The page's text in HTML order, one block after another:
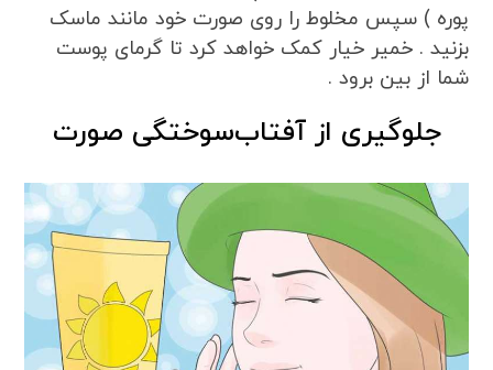
پوره ) سپس مخلوط را روی صورت خود مانند ماسک
بزنید . خمیر خیار کمک خواهد کرد تا گرمای پوست
شما از بین برود .
جلوگیری از آفتاب‌سوختگی صورت